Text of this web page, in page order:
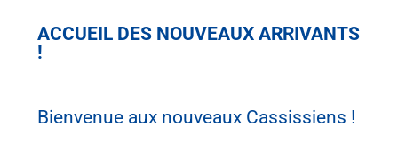
ACCUEIL DES NOUVEAUX ARRIVANTS
!
Bienvenue aux nouveaux Cassissiens !